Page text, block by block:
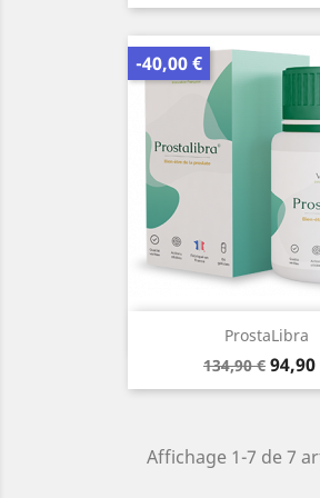
ProstaLibra
Prix
de
134,90 € Prix
94,90
-40,00 €
Aperçu
Affichage 1-7 de 7